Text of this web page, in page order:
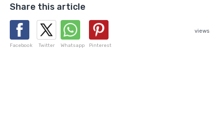
Share this article
Facebook Twitter Whatsapp Pinterest
views